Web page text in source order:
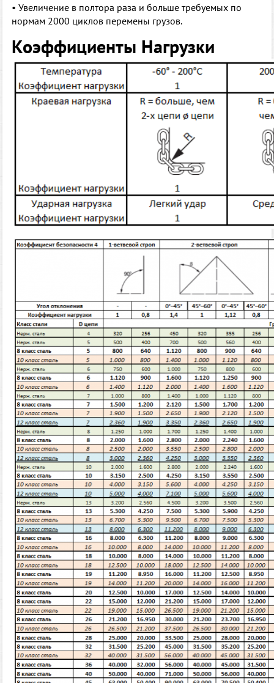
• Увеличение в полтора раза и больше требуемых по
нормам 2000 циклов перемены грузов.
Коэффициенты Нагрузки